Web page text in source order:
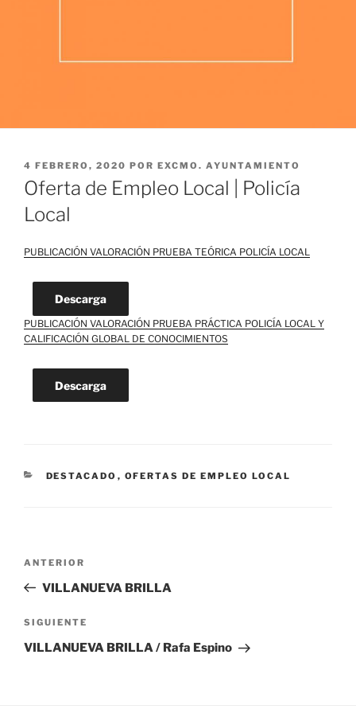
PUBLICADO
EL
4 FEBRERO, 2020 POR EXCMO. AYUNTAMIENTO
Oferta de Empleo Local | Policía
Local
PUBLICACIÓN VALORACIÓN PRUEBA TEÓRICA POLICÍA LOCAL
Descarga
PUBLICACIÓN VALORACIÓN PRUEBA PRÁCTICA POLICÍA LOCAL Y
CALIFICACIÓN GLOBAL DE CONOCIMIENTOS
Descarga
CATEGORÍAS
DESTACADO , OFERTAS DE EMPLEO LOCAL
Navegación
entradas
Entrada
anterior:
ANTERIOR
VILLANUEVA BRILLA
Siguiente
entrada
SIGUIENTE
VILLANUEVA BRILLA / Rafa Espino